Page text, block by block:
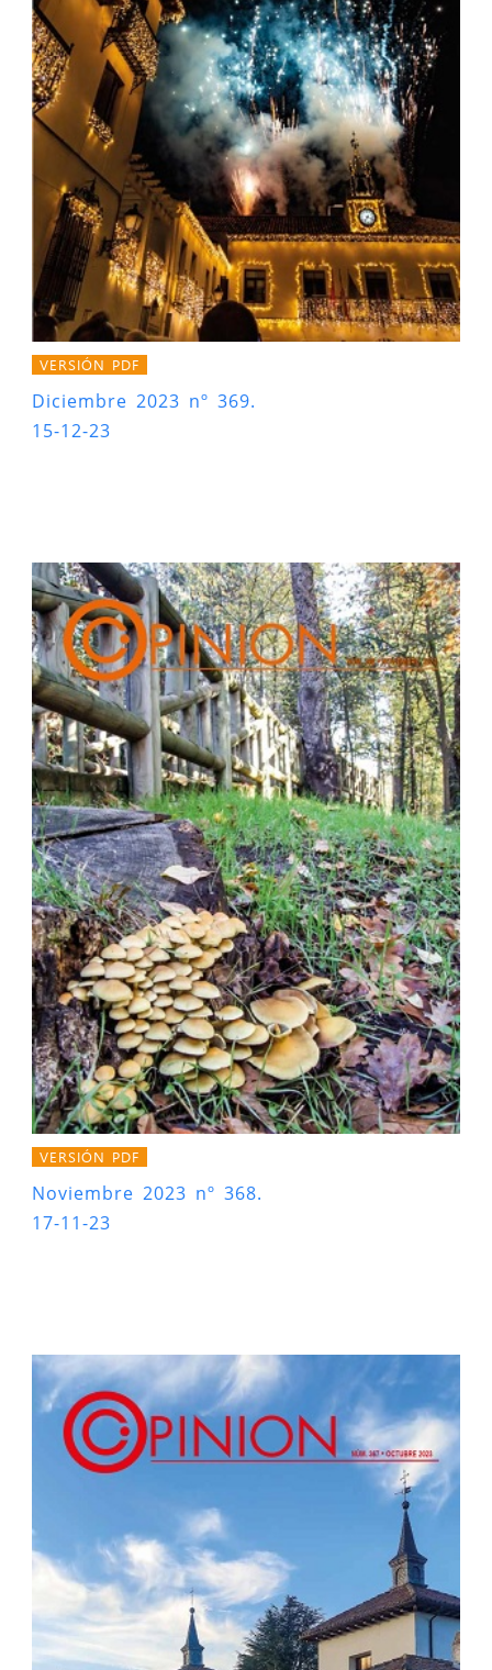
VERSIÓN PDF
Diciembre 2023 nº 369.
15-12-23
VERSIÓN PDF
Noviembre 2023 nº 368.
17-11-23